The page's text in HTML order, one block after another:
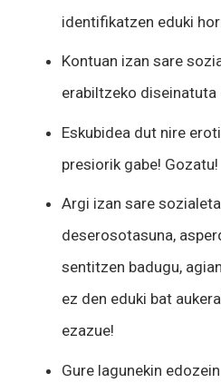
identifikatzen eduki
Kontuan izan sare
erabiltzeko diseinatuta
Eskubidea dut nire
presiorik gabe! Gozatu!
Argi izan sare
deserosotasuna,
sentitzen badugu,
ez den eduki bat
ezazue!
Gure lagunekin